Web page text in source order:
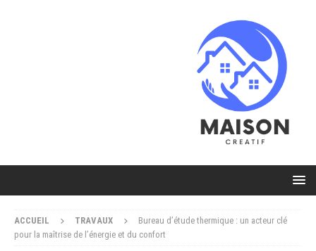
ACCUEIL TRAVAUX
Bureau d’étude thermique : un acteur clé
pour la maîtrise de l’énergie et du confort